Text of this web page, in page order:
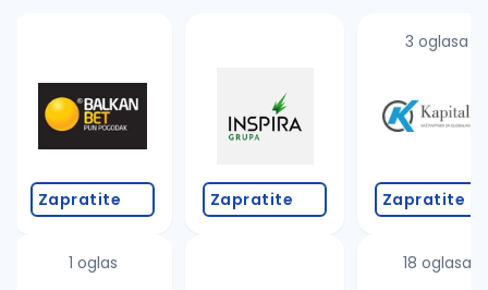
Takođe možete da:
proverite pravopisne greške (koristite č, ć, š, đ,
promenite odabrane filtere pretrage
Zapratite
1 oglas
Zapratite
3 oglasa
Zapratite
18 oglasa